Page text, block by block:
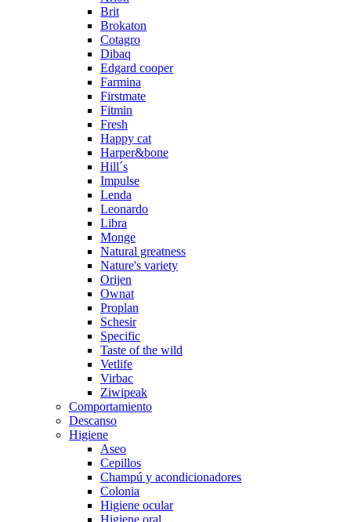
Brit
Brokaton
Cotagro
Dibaq
Edgard cooper
Farmina
Firstmate
Fitmin
Fresh
Happy cat
Harper&bone
Hill´s
Impulse
Lenda
Leonardo
Libra
Monge
Natural greatness
Nature's variety
Orijen
Ownat
Proplan
Schesir
Specific
Taste of the wild
Vetlife
Virbac
Ziwipeak
Comportamiento
Descanso
Higiene
Aseo
Cepillos
Champú y acondicionadores
Colonia
Higiene ocular
Higiene oral